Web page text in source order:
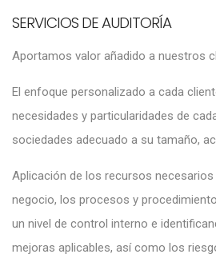
SERVICIOS DE AUDITORÍA
Aportamos valor añadido a nuestros
El enfoque personalizado a cada
necesidades y particularidades de
sociedades adecuado a su tamaño,
Aplicación de los recursos necesarios
negocio, los procesos y
un nivel de control interno e
mejoras aplicables, así como los